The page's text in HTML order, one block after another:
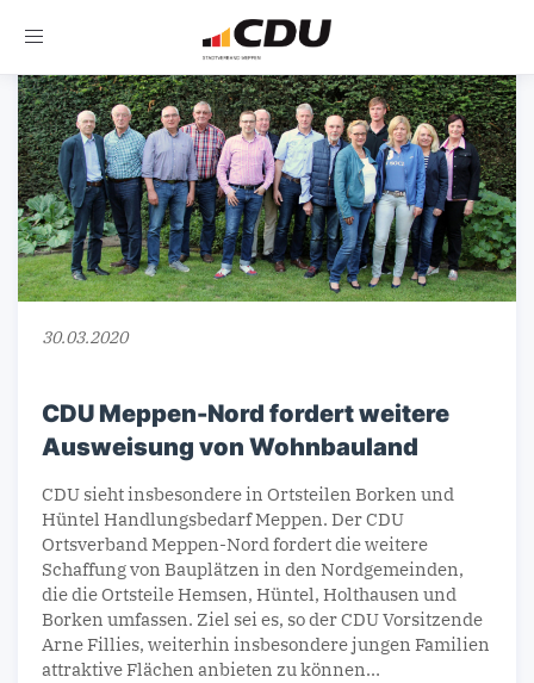
Toggle
30.03.2020
CDU Meppen-Nord fordert weitere
Ausweisung von Wohnbauland
CDU sieht insbesondere in Ortsteilen Borken und
Hüntel Handlungsbedarf Meppen. Der CDU
Ortsverband Meppen-Nord fordert die weitere
Schaffung von Bauplätzen in den Nordgemeinden,
die die Ortsteile Hemsen, Hüntel, Holthausen und
Borken umfassen. Ziel sei es, so der CDU Vorsitzende
Arne Fillies, weiterhin insbesondere jungen Familien
attraktive Flächen anbieten zu können…